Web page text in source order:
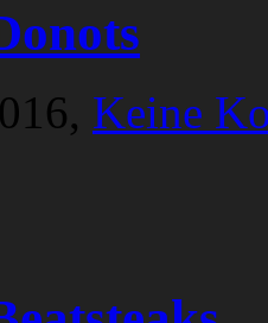
Keine